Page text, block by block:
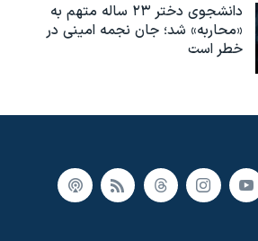
دانشجوی دختر ۲۳ ساله متهم به
«محاربه» شد؛ جان نجمه امینی در
خطر است